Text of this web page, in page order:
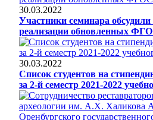
30.03.2022
Участники семинара
реализации обновленных
30.03.2022
Список студентов на
за 2-й семестр 2021-2022